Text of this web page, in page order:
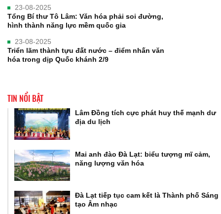
23-08-2025
Tổng Bí thư Tô Lâm: Văn hóa phải soi đường,
hình thành năng lực mềm quốc gia
23-08-2025
Triển lãm thành tựu đất nước – điểm nhấn văn
hóa trong dịp Quốc khánh 2/9
TIN NỔI BẬT
Lâm Đồng tích cực phát huy thế mạnh dư
địa du lịch
Mai anh đào Đà Lạt: biểu tượng mĩ cảm,
năng lượng văn hóa
Đà Lạt tiếp tục cam kết là Thành phố Sáng
tạo Âm nhạc